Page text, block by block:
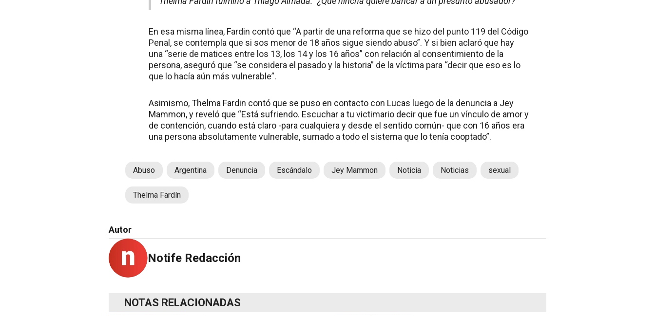
En esa misma línea, Fardin contó que “A partir de una reforma que se hizo del punto 119 del Código
Penal, se contempla que si sos menor de 18 años sigue siendo abuso”. Y si bien aclaró que hay
una “serie de matices entre los 13, los 14 y los 16 años” con relación al consentimiento de la
persona, aseguró que “se considera el pasado y la historia” de la víctima para “decir que eso es lo
que lo hacía aún más vulnerable”.
Asimismo, Thelma Fardin contó que se puso en contacto con Lucas luego de la denuncia a Jey
Mammon, y reveló que “Está sufriendo. Escuchar a tu victimario decir que fue un vínculo de amor y
de contención, cuando está claro -para cualquiera y desde el sentido común- que con 16 años era
una persona absolutamente vulnerable, sumado a todo el sistema que lo tenía cooptado”.
Abuso Argentina Denuncia Escándalo Jey Mammon Noticia Noticias sexual
Thelma Fardín
Autor
Notife Redacción
NOTAS RELACIONADAS